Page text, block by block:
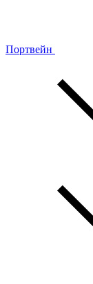
Портвейн